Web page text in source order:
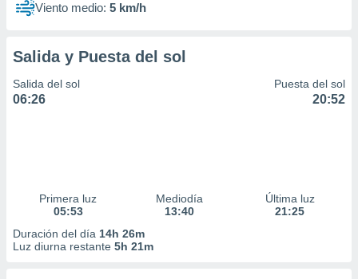
Viento medio: 5 km/h
Salida y Puesta del sol
Salida del sol
06:26
Puesta del sol
20:52
Primera luz
05:53
Mediodía
13:40
Última luz
21:25
Duración del día 14h 26m
Luz diurna restante 5h 21m